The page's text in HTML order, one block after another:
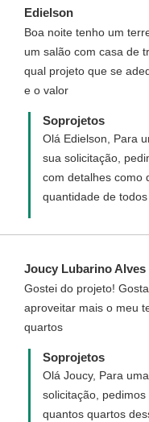
nos confirme as
6 x 20 m?
Edielson
Boa noite tenho um
um salão com casa de
qual projeto que se
e o valor
Soprojetos
Olá Edielson, Para
sua solicitação,
com detalhes como
quantidade de
Joucy Lubarino Alves
Gostei do projeto!
aproveitar mais o meu
quartos
Soprojetos
Olá Joucy, Para
solicitação,
quantos quartos